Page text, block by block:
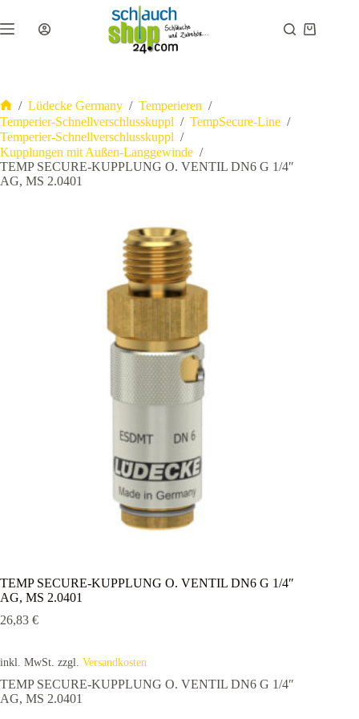
Inhalt
springen
Warenkorb
Start
/ Lüdecke Germany / Temperieren /
Temperier-Schnellverschlusskuppl / TempSecure-Line /
Temperier-Schnellverschlusskuppl /
Kupplungen mit Außen-Langgewinde /
TEMP SECURE-KUPPLUNG O. VENTIL DN6 G 1/4″
AG, MS 2.0401
TEMP SECURE-KUPPLUNG O. VENTIL DN6 G 1/4″
AG, MS 2.0401
26,83 €
inkl. MwSt. zzgl. Versandkosten
TEMP SECURE-KUPPLUNG O. VENTIL DN6 G 1/4″
AG, MS 2.0401